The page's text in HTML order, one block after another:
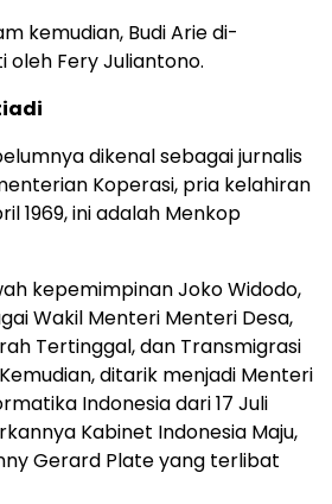
kemudian, Budi Arie di-
oleh Fery Juliantono.
dikenal sebagai jurnalis
Koperasi, pria kelahiran
1969, ini adalah Menkop
kepemimpinan Joko Widodo,
Wakil Menteri Menteri Desa,
Tertinggal, dan Transmigrasi
ditarik menjadi Menteri
Indonesia dari 17 Juli
Kabinet Indonesia Maju,
Gerard Plate yang terlibat